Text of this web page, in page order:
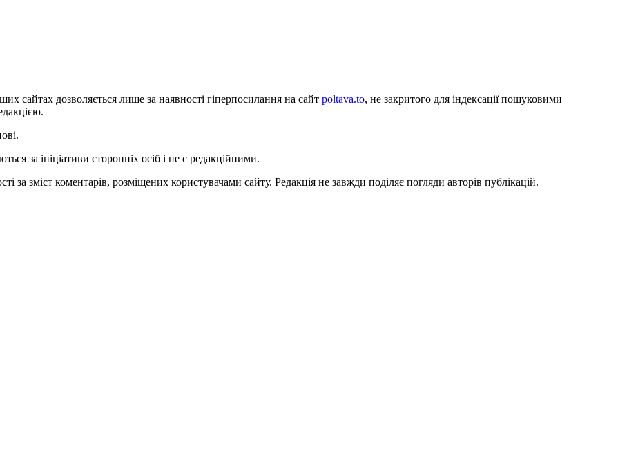
сайтах дозволяється лише за наявності гіперпосилання на сайт poltava.to, не закритого для індексації пошуковими
за ініціативи сторонніх осіб і не є редакційними.
за зміст коментарів, розміщених користувачами сайту. Редакція не завжди поділяє погляди авторів публікацій.